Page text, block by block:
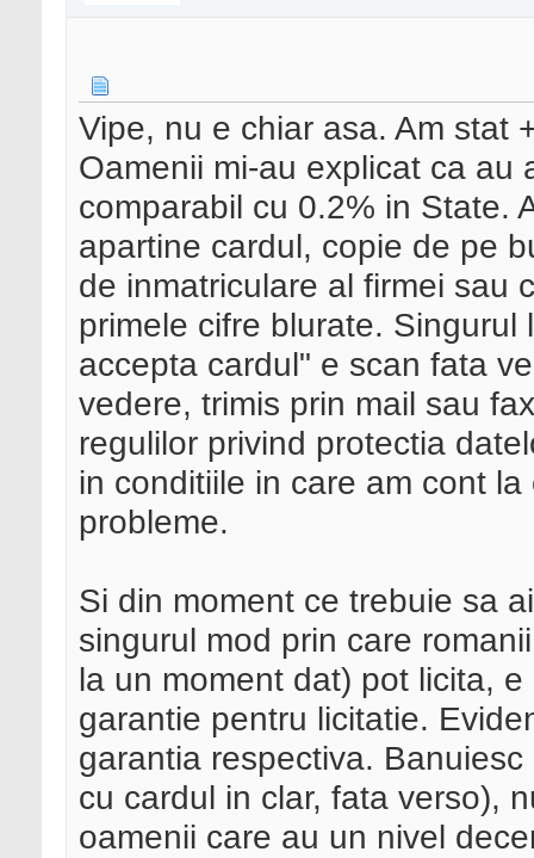
Vipe, nu e chiar asa. Am stat
Oamenii mi-au explicat ca au
comparabil cu 0.2% in State.
apartine cardul, copie de pe
de inmatriculare al firmei sau
primele cifre blurate.
accepta cardul" e scan fata
vedere, trimis prin mail sau
regulilor privind protectia
in conditiile in care am cont
probleme.
Si din moment ce trebuie sa
singurul mod prin care
la un moment dat) pot licita,
garantie pentru licitatie.
garantia respectiva.
cu cardul in clar, fata verso),
oamenii care au un nivel